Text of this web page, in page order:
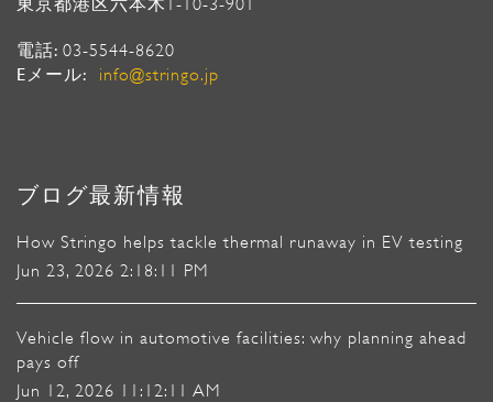
東京都港区六本木1-10-3-901
電話: 03-5544-8620
Eメール: info@stringo.jp
ブログ最新情報
How Stringo helps tackle thermal runaway in EV testing
Jun 23, 2026 2:18:11 PM
Vehicle flow in automotive facilities: why planning ahead
pays off
Jun 12, 2026 11:12:11 AM